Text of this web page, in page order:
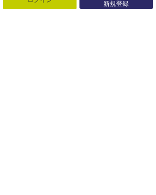
2018年04月22日
新規登録